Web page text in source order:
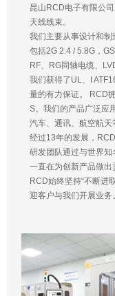
昆山RCD电子有限公
天线线束。
我们主要从事设计和制
包括2G 2.4 / 5.8G，
RF、RG同轴电缆、
我们获得了UL、I
量的有力保证。 RCD
S。我们的产品广泛应
汽车、通讯、航空航天
经过13年的发展，
研发团队通过与世界知
一直在为创新产品做出
RCD始终坚持“不断进
迎客户与我们开展业务